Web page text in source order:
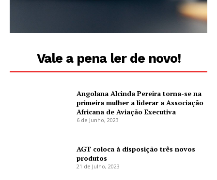
Vale a pena ler de novo!
Angolana Alcinda Pereira torna-se na
primeira mulher a liderar a Associação
Africana de Aviação Executiva
6 de Junho, 2023
AGT coloca à disposição três novos
produtos
21 de Julho, 2023